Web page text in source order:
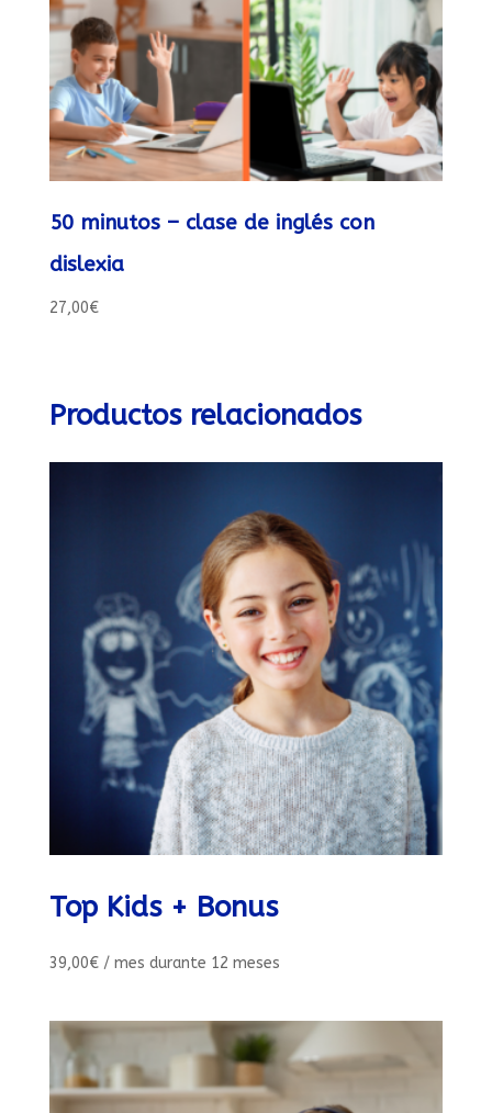
50 minutos – clase de inglés con
dislexia
27,00€
Productos relacionados
Top Kids + Bonus
39,00€/ mes durante 12 meses